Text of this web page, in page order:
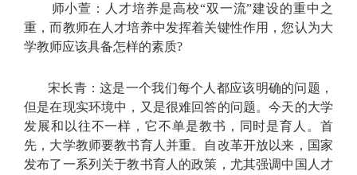
师小萱：人才培养是高校“双一流”建设的重中之
重，而教师在人才培养中发挥着关键性作用，您认为大
学教师应该具备怎样的素质?
宋长青：这是一个我们每个人都应该明确的问题，
但是在现实环境中，又是很难回答的问题。今天的大学
发展和以往不一样，它不单是教书，同时是育人。首
先，大学教师要教书育人并重。自改革开放以来，国家
发布了一系列关于教书育人的政策，尤其强调中国人才